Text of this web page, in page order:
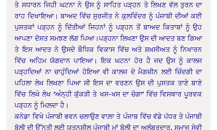
ਤੇ ਸਧਾਰਨ ਜਿਹੀ ਘਟਨਾ ਨੇ ਉਸ ਨੂੰ ਸਾਹਿਤ ਪੜ੍ਹਨ ਤੇ ਲਿਖਣ ਵੱਲ ਤੁਰਨ ਦਾ
ਰਾਹ ਦਿਖਾਇਆ। ਬਾਅਦ ਵਿੱਚ ਸੁਰਜੀਤ ਨੇ ਕੁਲਵਿੰਦਰ ਨੂੰ ਪੰਜਾਬੀ ਦੀਆਂ ਕਈ
ਪੁਸਤਕਾਂ ਪੜ੍ਹਨ ਨੂੰ ਦਿੱਤੀਆਂ ਜਿਹਨਾਂ ਨੂੰ ਪੜ੍ਹਨ ਤੋਂ ਬਾਅਦ ਕਿਤਾਬਾਂ ਨੂੰ ਉਹ
ਆਪਣਾ ਦੋਸਤ ਸਮਝਣ ਲੱਗ ਪਿਆ।ਪੜ੍ਹਨਾ ਲਿਖਣਾ ਉਸ ਦੀ ਆਦਤ ਬਣ ਗਿਆ
ਤੇ ਇਸ ਆਦਤ ਨੇ ਉਸਦੇ ਬੌਧਿਕ ਵਿਕਾਸ ਵਿੱਚ ਅਤੇ ਸ਼ਖ਼ਸੀਅਤ ਨੂੰ ਨਿਖਾਰਨ
ਵਿੱਚ ਅਹਿਮ ਯੋਗਦਾਨ ਪਾਇਆ। ਇਕ ਘਟਨਾ ਹੋਰ ਹੈ ਜਦ ਉਸ ਨੂੰ ਕਾਲਜ
ਪੜ੍ਹਦਿਆਂ ਨਾ ਚਾਹੁੰਦਿਆਂ ਹੋਇਆ ਵੀ ਕਾਲਜ ਦੇ ਮੈਗਜ਼ੀਨ ਲਈ ਜ਼ਿੰਦਗੀ ਦਾ
ਪਹਿਲਾ ਲੇਖ ਲਿਖਣਾ ਪਿਆ ਸੀ ਇਸ ਦਾ ਵਰਣਨ ਉਸ ਦੀ ਪੁਸਤਕ ਤਾਣੇ ਬਾਣੇ
ਵਿੱਚ ਲਿਖੇ ਲੇਖ ‘ਅੰਨ੍ਹੀ ਕੁੱਕੜੀ ਤੇ ਖਸ-ਖਸ ਦਾ ਚੋਗਾ’ ਵਿੱਚ ਵਿਸਥਾਰ ਪੂਰਵਕ
ਪੜ੍ਹਨ ਨੂੰ ਮਿਲ਼ਦਾ ਹੈ।
ਕਨੇਡਾ ਵਿਖੇ ਪੰਜਾਬੀ ਭਵਨ ਚਲਾਉਣ ਵਾਲ਼ਾ ਤੇ ਪੰਜਾਬ ਵਿੱਚ ਵੱਡੇ ਪੱਧਰ ਤੇ ਪੰਜਾਬੀ
ਬੋਲੀ ਦੀ ਉੱਨਤੀ ਲਈ ਯਤਨਸ਼ੀਲ ਪੰਜਾਬੀ ਮਾਂ ਬੋਲੀ ਦਾ ਅਲੰਬਰਦਾਰ, ਸਮਾਜ ਸੇਵੀ